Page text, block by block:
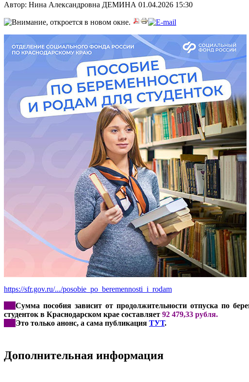
Автор: Нина Александровна ДЕМИНА 01.04.2026 15:30
https://sfr.gov.ru/.../posobie_po_beremennosti_i_rodam
Сумма пособия зависит от продолжительности отпуска по
студенток в Краснодарском крае составляет 92 479,33 рубля.
Это только анонс, а сама публикация ТУТ.
Дополнительная информация